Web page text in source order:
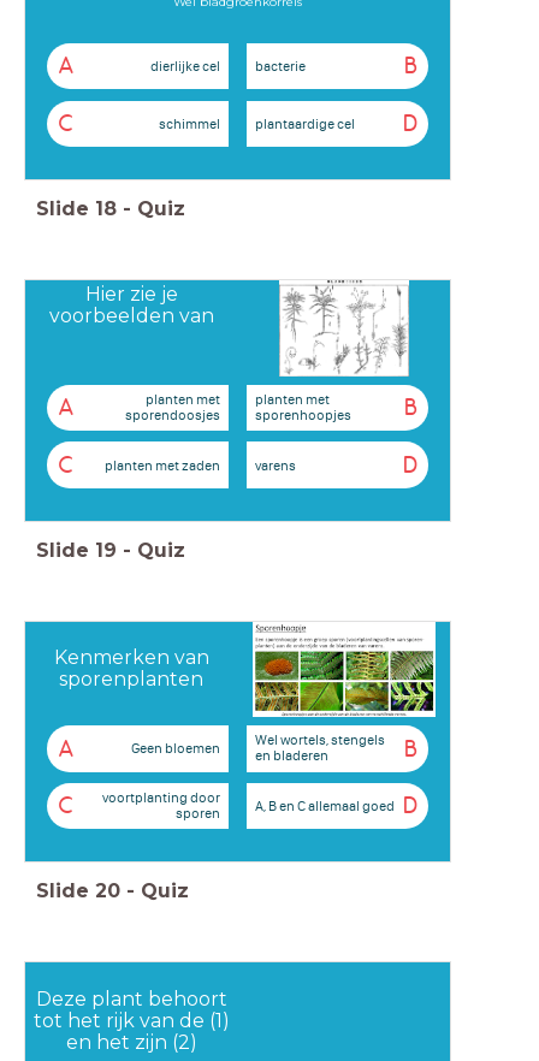
A dierlijke cel B
bacterie
C schimmel D
plantaardige cel
Slide 18 - Quiz
Hier zie je
voorbeelden van
A
planten met
sporendoosjes
B
planten met
sporenhoopjes
C planten met zaden D
varens
Slide 19 - Quiz
Kenmerken van
sporenplanten
A Geen bloemen B
Wel wortels, stengels
en bladeren
C
voortplanting door
sporen
D
A, B en C allemaal goed
Slide 20 - Quiz
Deze plant behoort
tot het rijk van de (1)
en het zijn (2)